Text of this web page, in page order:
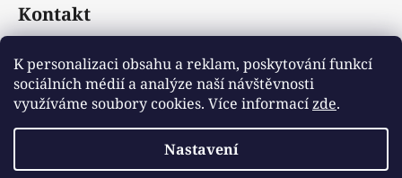
K personalizaci obsahu a reklam, poskytování funkcí
sociálních médií a analýze naší návštěvnosti
využíváme soubory cookies. Více informacízde.
Nastavení
Kontakt
info@emotys.cz
+421903231812